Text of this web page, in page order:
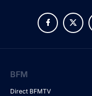
BFM
Direct BFMTV